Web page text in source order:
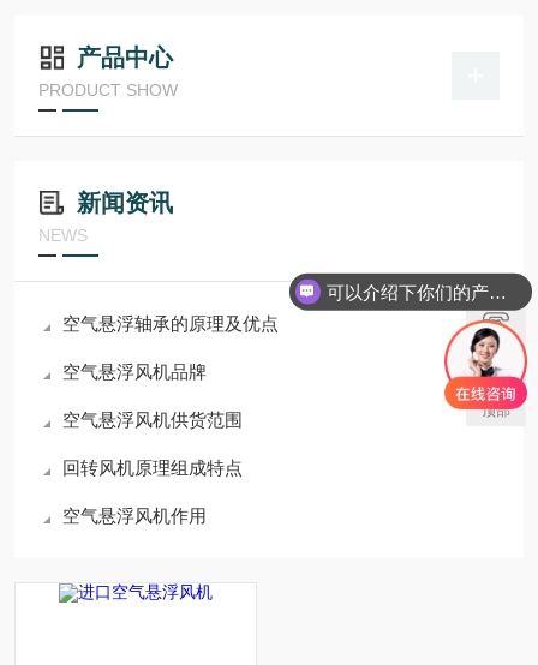
产品中心
PRODUCT SHOW
新闻资讯
NEWS
空气悬浮轴承的原理及优点
空气悬浮风机品牌
空气悬浮风机供货范围
回转风机原理组成特点
空气悬浮风机作用
联系
顶部
可以介绍下你们的产品么